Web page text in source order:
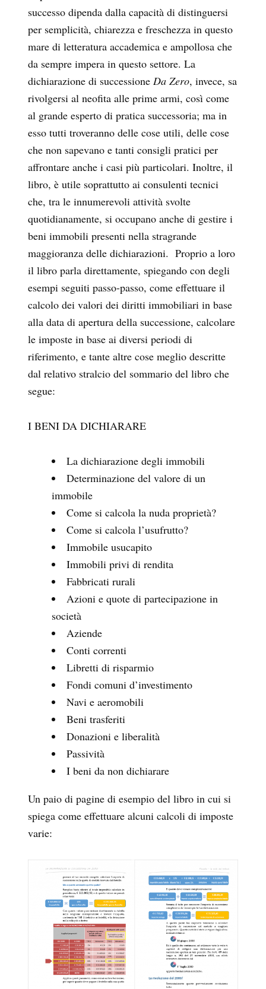
successo dipenda dalla capacità di distinguersi
per semplicità, chiarezza e freschezza in questo
mare di letteratura accademica e ampollosa che
da sempre impera in questo settore. La
dichiarazione di successione Da Zero, invece, sa
rivolgersi al neofita alle prime armi, così come
al grande esperto di pratica successoria; ma in
esso tutti troveranno delle cose utili, delle cose
che non sapevano e tanti consigli pratici per
affrontare anche i casi più particolari. Inoltre, il
libro, è utile soprattutto ai consulenti tecnici
che, tra le innumerevoli attività svolte
quotidianamente, si occupano anche di gestire i
beni immobili presenti nella stragrande
maggioranza delle dichiarazioni. Proprio a loro
il libro parla direttamente, spiegando con degli
esempi seguiti passo-passo, come effettuare il
calcolo dei valori dei diritti immobiliari in base
alla data di apertura della successione, calcolare
le imposte in base ai diversi periodi di
riferimento, e tante altre cose meglio descritte
dal relativo stralcio del sommario del libro che
segue:
I BENI DA DICHIARARE
La dichiarazione degli immobili
Determinazione del valore di un
immobile
Come si calcola la nuda proprietà?
Come si calcola l’usufrutto?
Immobile usucapito
Immobili privi di rendita
Fabbricati rurali
Azioni e quote di partecipazione in
società
Aziende
Conti correnti
Libretti di risparmio
Fondi comuni d’investimento
Navi e aeromobili
Beni trasferiti
Donazioni e liberalità
Passività
I beni da non dichiarare
Un paio di pagine di esempio del libro in cui si
spiega come effettuare alcuni calcoli di imposte
varie: